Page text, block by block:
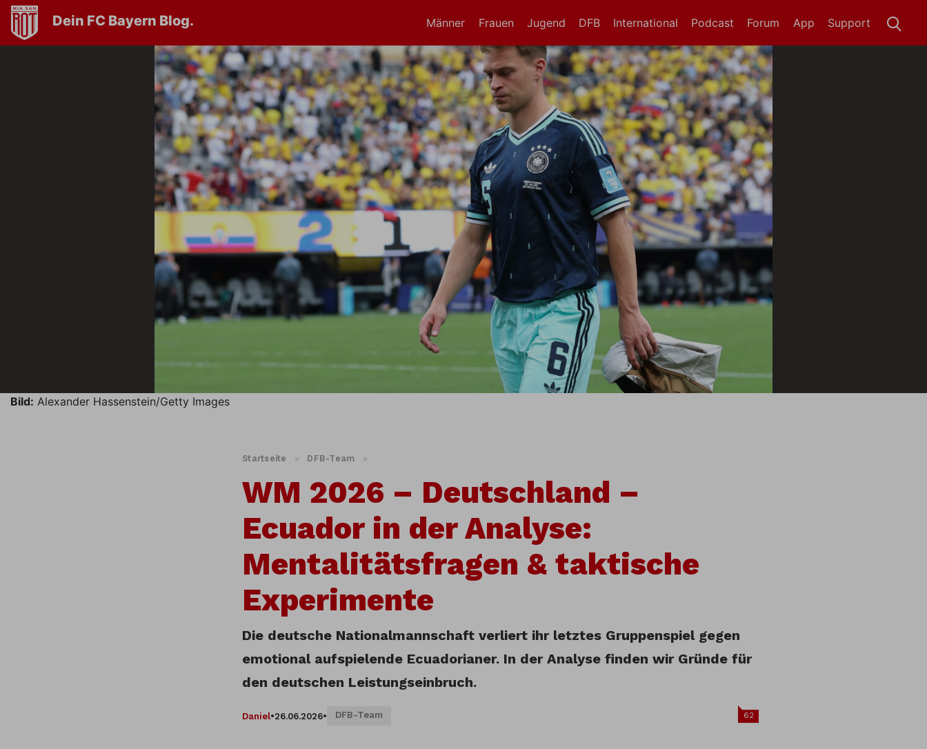
Dein FC Bayern Blog. Männer Frauen Jugend DFB International Support
App
Forum
Podcast
Bild: Alexander Hassenstein/Getty Images
Startseite » DFB-Team »
WM 2026 – Deutschland –
Ecuador in der Analyse:
Mentalitätsfragen & taktische
Experimente
Die deutsche Nationalmannschaft verliert ihr letztes Gruppenspiel gegen
emotional aufspielende Ecuadorianer. In der Analyse finden wir Gründe für
den deutschen Leistungseinbruch.
Daniel•26.06.2026• DFB-Team 62